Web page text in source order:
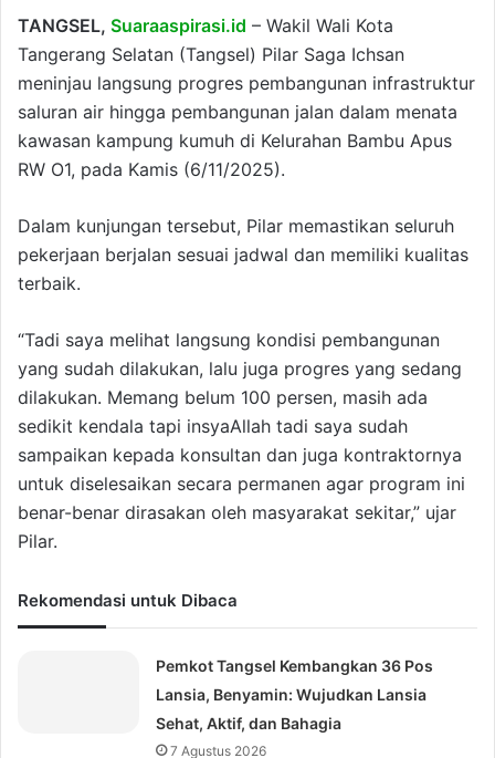
TANGSEL, Suaraaspirasi.id – Wakil Wali Kota
Tangerang Selatan (Tangsel) Pilar Saga Ichsan
meninjau langsung progres pembangunan infrastruktur
saluran air hingga pembangunan jalan dalam menata
kawasan kampung kumuh di Kelurahan Bambu Apus
RW O1, pada Kamis (6/11/2025).
Dalam kunjungan tersebut, Pilar memastikan seluruh
pekerjaan berjalan sesuai jadwal dan memiliki kualitas
terbaik.
“Tadi saya melihat langsung kondisi pembangunan
yang sudah dilakukan, lalu juga progres yang sedang
dilakukan. Memang belum 100 persen, masih ada
sedikit kendala tapi insyaAllah tadi saya sudah
sampaikan kepada konsultan dan juga kontraktornya
untuk diselesaikan secara permanen agar program ini
benar-benar dirasakan oleh masyarakat sekitar,” ujar
Pilar.
Rekomendasi untuk Dibaca
Pemkot Tangsel Kembangkan 36 Pos
Lansia, Benyamin: Wujudkan Lansia
Sehat, Aktif, dan Bahagia
7 Agustus 2026